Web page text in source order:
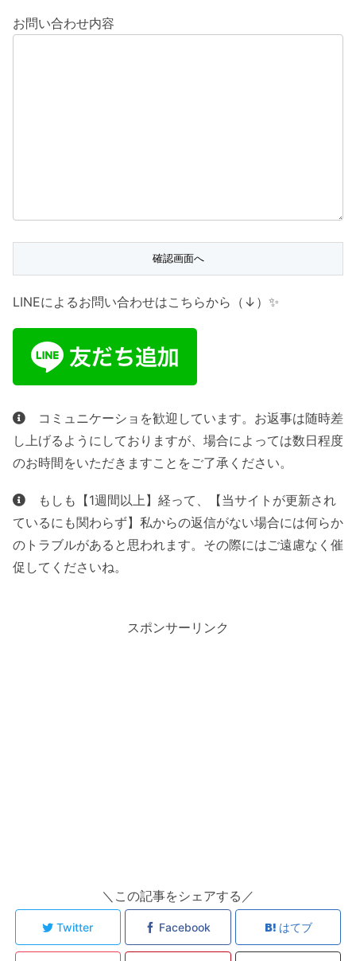
お問い合わせ内容
LINEによるお問い合わせはこちらから（↓）✨
コミュニケーショを歓迎しています。お返事は随時差
し上げるようにしておりますが、場合によっては数日程度
のお時間をいただきますことをご了承ください。
もしも【1週間以上】経って、【当サイトが更新され
ているにも関わらず】私からの返信がない場合には何らか
のトラブルがあると思われます。その際にはご遠慮なく催
促してくださいね。
スポンサーリンク
＼この記事をシェアする／
Twitter Facebook はてブ